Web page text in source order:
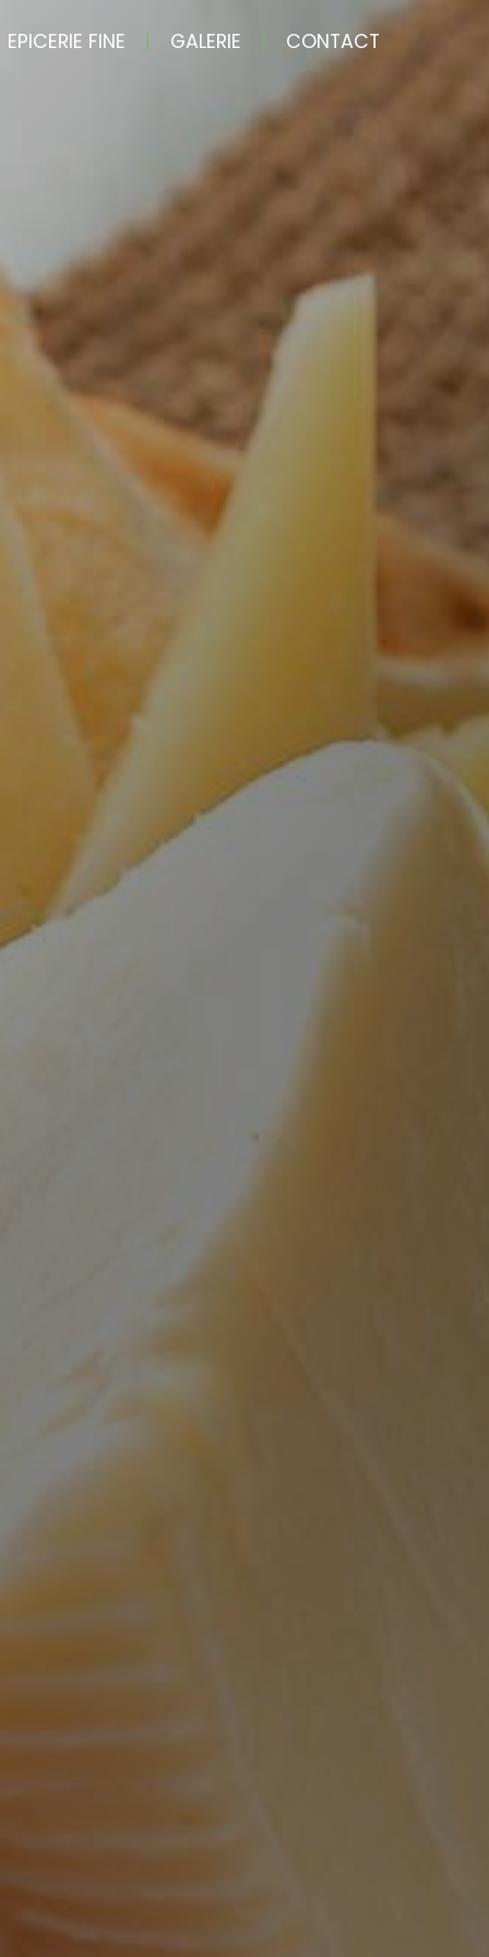
EPICERIE FINE GALERIE CONTACT